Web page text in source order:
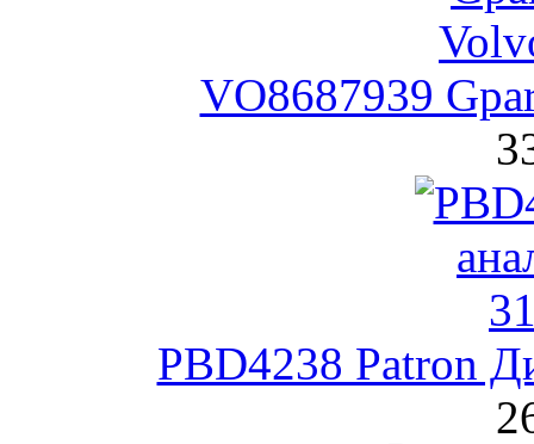
VO8687939
PBD4238 Patron